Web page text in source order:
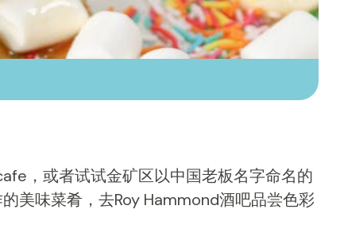
，或者试试金矿区以中国老板名字命名的
美味菜肴，去Roy Hammond酒吧品尝色彩